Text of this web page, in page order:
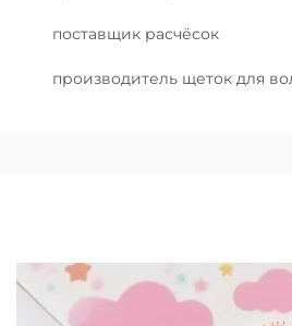
поставщик расчёсок
производитель щеток для